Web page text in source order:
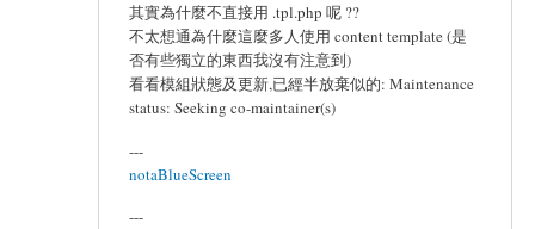
其實為什麼不直接用 .tpl.php 呢 ??
不太想通為什麼這麼多人使用 content template (是
否有些獨立的東西我沒有注意到)
看看模組狀態及更新,已經半放棄似的: Maintenance
status: Seeking co-maintainer(s)
---
notaBlueScreen
---